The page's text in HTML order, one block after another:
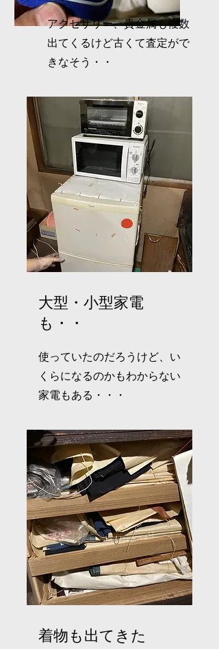
アクセサリー、貴金属も複数
出てくるけど古くて査定がで
きなそう・・
大型・小型家電
も・・
使っていたのだろうけど、い
くらになるのかもわからない
家電もある・・・
着物も出てきた